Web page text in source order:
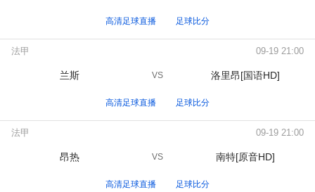
高清足球直播 足球比分
法甲 09-19 21:00
兰斯 VS 洛里昂[国语HD]
高清足球直播 足球比分
法甲 09-19 21:00
昂热 VS 南特[原音HD]
高清足球直播 足球比分